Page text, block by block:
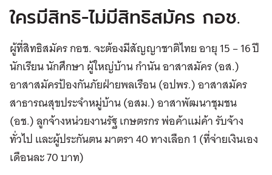
ใครมีสิทธิ-ไม่มีสิทธิสมัคร กอช.
ผู้ที่สิทธิสมัคร กอช. จะต้องมีสัญญาชาติไทย อายุ 15 – 16 ปี
นักเรียน นักศึกษา ผู้ใหญ่บ้าน กำนัน อาสาสมัคร (อส.)
อาสาสมัครป้องกันภัยฝ่ายพลเรือน (อปพร.) อาสาสมัคร
สาธารณสุขประจำหมู่บ้าน (อสม.) อาสาพัฒนาชุมชน
(อช.) ลูกจ้างหน่วยงานรัฐ เกษตรกร พ่อค้าแม่ค้า รับจ้าง
ทั่วไป และผู้ประกันตน มาตรา 40 ทางเลือก 1 (ที่จ่ายเงินเอง
เดือนละ 70 บาท)